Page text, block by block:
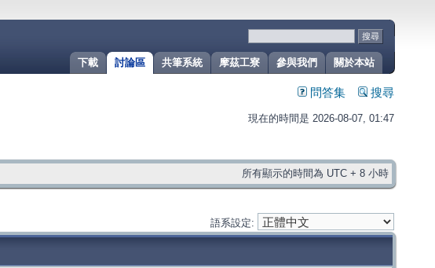
關於本站
參與我們
摩茲工寮
共筆系統
討論區
下載
問答集 搜尋
現在的時間是 2026-08-07, 01:47
所有顯示的時間為 UTC + 8 小時
語系設定: